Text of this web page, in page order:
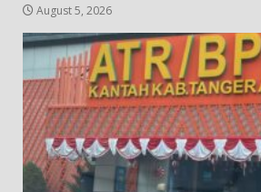
August 5, 2026